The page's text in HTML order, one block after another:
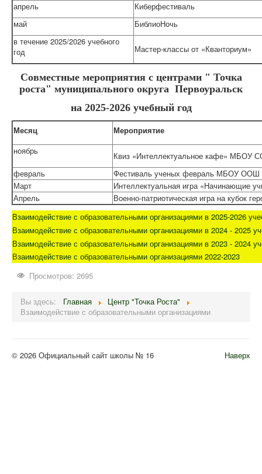
апрель
Киберфестиваль
май
БиблиоНочь
в течение 2025/2026 учебного
год
Мастер-классы от «Кванториум»
Совместные мероприятия с центрами " Точка
роста" муниципального округа Первоуральск
на 2025-2026 учебный год
Месяц
Мероприятие
ноябрь
Квиз «Интеллектуальное кафе» МБОУ
февраль
Фестиваль ученых февраль МБОУ
Март
Интеллектуальная игра «Начинающие
Апрель
Военно-патриотическая игра на
Взаимодействие с образовательными организациями в 2025-2026
Взаимодействие с образовательными организациями в 2024 - 2025
Взаимодействие с образовательными организациями в 2023 - 2024
Взаимодействие с образовательными организациями 2022-2023
Просмотров: 2695
Вы здесь: Главная
Центр "Точка Роста"
Взаимодействие с образовательными организациями
Наверх
© 2026 Официальный сайт школы № 16